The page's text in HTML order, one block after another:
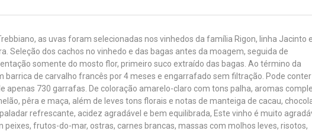
as uvas foram selecionadas nos vinhedos da família Rigon, linha Jacinto
Seleção dos cachos no vinhedo e das bagas antes da moagem, seguida de
somente do mosto flor, primeiro suco extraído das bagas. Ao término da
de carvalho francês por 4 meses e engarrafado sem filtração. Pode conter
apenas 730 garrafas. De coloração amarelo-claro com tons palha, aromas
pêra e maça, além de leves tons florais e notas de manteiga de cacau,
refrescante, acidez agradável e bem equilibrada, Este vinho é muito
peixes, frutos-do-mar, ostras, carnes brancas, massas com molhos leves, risotos,